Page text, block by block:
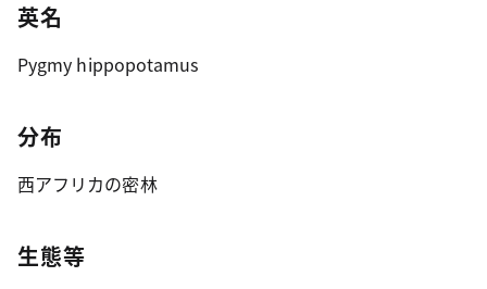
英名
Pygmy hippopotamus
分布
西アフリカの密林
生態等